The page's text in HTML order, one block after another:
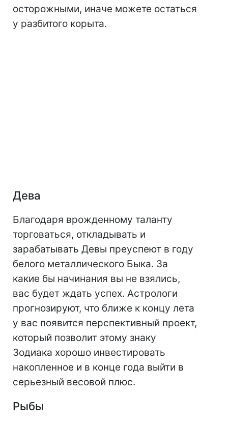
осторожными, иначе можете остаться
у разбитого корыта.
Дева
Благодаря врожденному таланту
торговаться, откладывать и
зарабатывать Девы преуспеют в году
белого металлического Быка. За
какие бы начинания вы не взялись,
вас будет ждать успех. Астрологи
прогнозируют, что ближе к концу лета
у вас появится перспективный проект,
который позволит этому знаку
Зодиака хорошо инвестировать
накопленное и в конце года выйти в
серьезный весовой плюс.
Рыбы